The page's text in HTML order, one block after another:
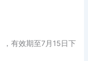
，有效期至7月15日下